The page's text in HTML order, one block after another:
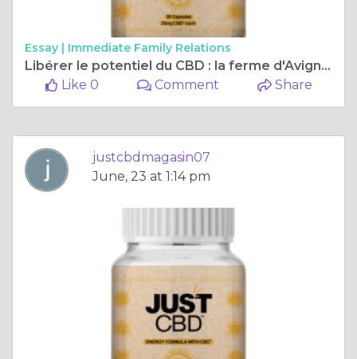
Essay | Immediate Family Relations
Libérer le potentiel du CBD : la ferme d'Avignon adopte des pratiques durables
Like 0
Comment Share
justcbdmagasin07
June, 23 at 1:14 pm